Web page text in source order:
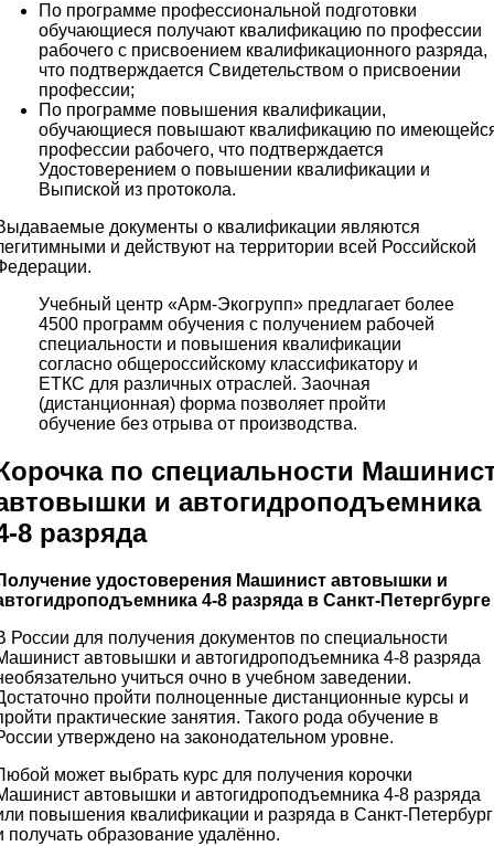
По программе профессиональной подготовки
обучающиеся получают квалификацию по профессии
рабочего с присвоением квалификационного разряда,
что подтверждается Свидетельством о присвоении
профессии;
По программе повышения квалификации,
обучающиеся повышают квалификацию по
профессии рабочего, что подтверждается
Удостоверением о повышении квалификации и
Выпиской из протокола.
документы о квалификации являются
и действуют на территории всей Российской
Учебный центр «Арм-Экогрупп» предлагает более
4500 программ обучения с получением рабочей
специальности и повышения квалификации
согласно общероссийскому классификатору и
ЕТКС для различных отраслей. Заочная
(дистанционная) форма позволяет пройти
обучение без отрыва от производства.
по специальности
и автогидроподъемника
8 разряда
удостоверения Машинист автовышки и
4-8 разряда в Санкт-Петергбурге
России для получения документов по специальности
автовышки и автогидроподъемника 4-8 разряда
учиться очно в учебном заведении.
пройти полноценные дистанционные курсы и
практические занятия. Такого рода обучение в
утверждено на законодательном уровне.
может выбрать курс для получения корочки
автовышки и автогидроподъемника 4-8 разряда
повышения квалификации и разряда в Санкт-Петербург
получать образование удалённо.